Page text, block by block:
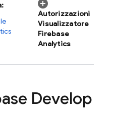
Autorizzazioni
Visualizzatore
Firebase
Analytics
Develop